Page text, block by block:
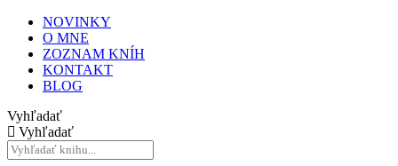
NOVINKY
O MNE
ZOZNAM KNÍH
KONTAKT
BLOG
Vyhľadať
Vyhľadať